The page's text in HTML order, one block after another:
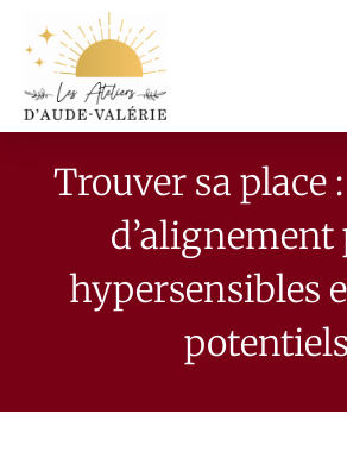
Trouver sa place
d’alignement
hypersensibles
potentiels